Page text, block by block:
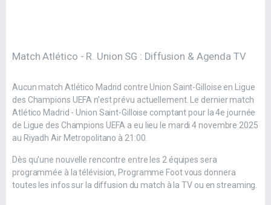
Match Atlético - R. Union SG : Diffusion & Agenda TV
Aucun match Atlético Madrid contre Union Saint-Gilloise en Ligue
des Champions UEFA n'est prévu actuellement. Le dernier match
Atlético Madrid - Union Saint-Gilloise comptant pour la 4e journée
de Ligue des Champions UEFA a eu lieu le mardi 4 novembre 2025
au Riyadh Air Metropolitano à 21:00.
Dès qu'une nouvelle rencontre entre les 2 équipes sera
programmée à la télévision, Programme Foot vous donnera
toutes les infos sur la diffusion du match à la TV ou en streaming.